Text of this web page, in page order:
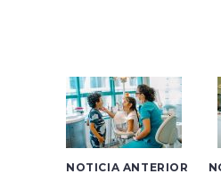
NOTICIA ANTERIOR